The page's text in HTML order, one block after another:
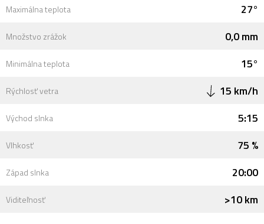
Maximálna teplota 27°
Množstvo zrážok 0,0 mm
Minimálna teplota 15°
Rýchlosť vetra 15 km/h
Východ slnka 5:15
Vlhkosť 75 %
Západ slnka 20:00
Viditeľnosť >10 km